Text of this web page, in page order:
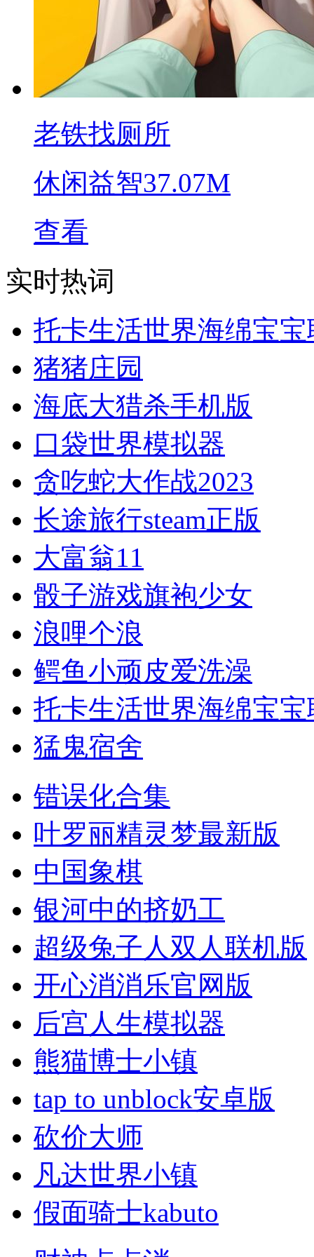
老铁找厕所
休闲益智37.07M
查看
实时热词
托卡生活世界海绵宝
猪猪庄园
海底大猎杀手机版
口袋世界模拟器
贪吃蛇大作战2023
长途旅行steam正版
大富翁11
骰子游戏旗袍少女
浪哩个浪
鳄鱼小顽皮爱洗澡
托卡生活世界海绵宝
猛鬼宿舍
错误化合集
叶罗丽精灵梦最新版
中国象棋
银河中的挤奶工
超级兔子人双人联机版
开心消消乐官网版
后宫人生模拟器
熊猫博士小镇
tap to unblock安卓版
砍价大师
凡达世界小镇
假面骑士kabuto